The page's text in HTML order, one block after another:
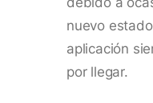
nuevo
aplicación
por llegar.